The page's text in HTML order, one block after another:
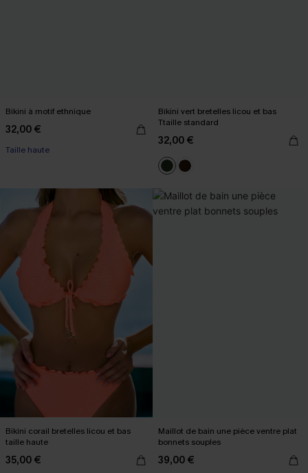
Bikini à motif ethnique
32,00 €
Taille haute
Bikini vert bretelles licou et bas
Ttaille standard
32,00 €
Bikini corail bretelles licou et bas
taille haute
35,00 €
Maillot de bain une pièce ventre plat
bonnets souples
39,00 €